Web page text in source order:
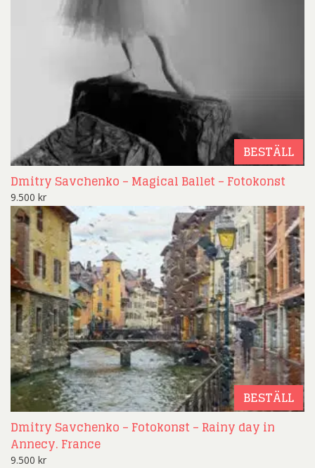
BESTÄLL
Dmitry Savchenko – Magical Ballet – Fotokonst
9.500 kr
BESTÄLL
Dmitry Savchenko – Fotokonst – Rainy day in
Annecy. France
9.500 kr